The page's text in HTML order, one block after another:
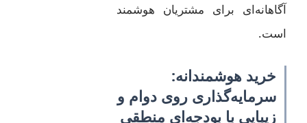
آگاهانه‌ای برای مشتریان هوشمند
است.
خرید هوشمندانه:
سرمایه‌گذاری روی دوام و
زیبایی با بودجه‌ای منطقی